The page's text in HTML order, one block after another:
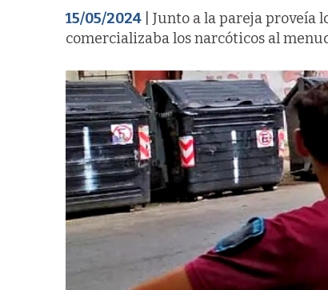
15/05/2024 | Junto a la pareja proveía
comercializaba los narcóticos al